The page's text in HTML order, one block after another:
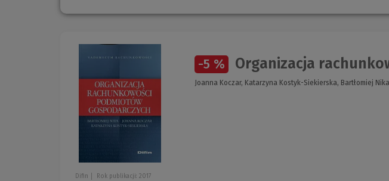
-5 % Organizacja
Joanna Koczar, Katarzyna Kostyk-Siekierska, Bartłomiej Nika
Difin Rok publikacji: 2017